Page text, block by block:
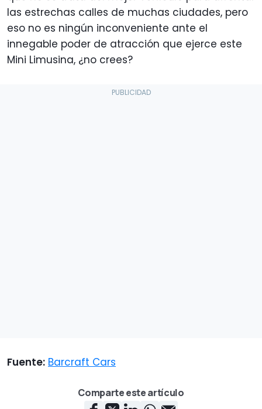
las estrechas calles de muchas ciudades, pero
eso no es ningún inconveniente ante el
innegable poder de atracción que ejerce este
Mini Limusina, ¿no crees?
Fuente: Barcraft Cars
Comparte este artículo